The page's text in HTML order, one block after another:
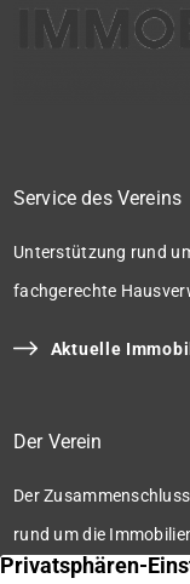
Der Verein
Der
rund um die
Service des Vereins
Unterstützung rund
fachgerechte
Aktuelle